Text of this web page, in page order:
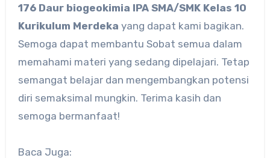
176 Daur biogeokimia IPA SMA/SMK Kelas 10
Kurikulum Merdeka yang dapat kami bagikan.
Semoga dapat membantu Sobat semua dalam
memahami materi yang sedang dipelajari. Tetap
semangat belajar dan mengembangkan potensi
diri semaksimal mungkin. Terima kasih dan
semoga bermanfaat!
Baca Juga: